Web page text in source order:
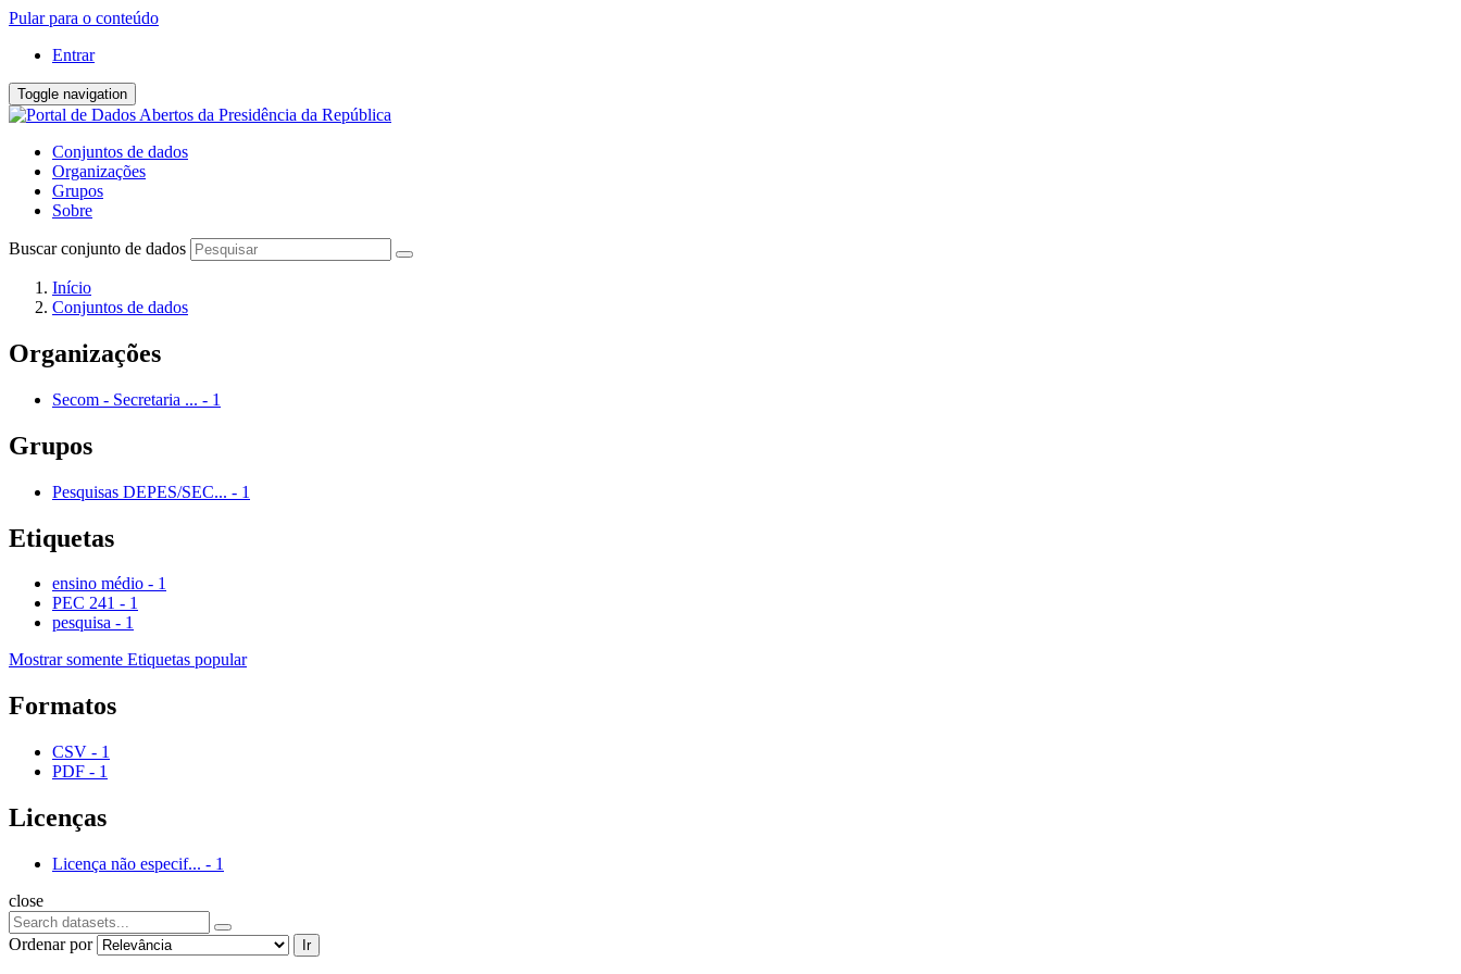
Pular para o conteúdo
Entrar
Toggle navigation
Conjuntos de dados
Organizações
Grupos
Sobre
Buscar conjunto de dados
Início
Conjuntos de dados
Organizações
Secom - Secretaria ... - 1
Grupos
Pesquisas DEPES/SEC... - 1
Etiquetas
ensino médio - 1
PEC 241 - 1
pesquisa - 1
Mostrar somente Etiquetas popular
Formatos
CSV - 1
PDF - 1
Licenças
Licença não especif... - 1
close
Ordenar por Ir